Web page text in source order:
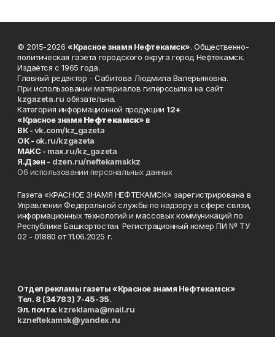
© 2015-2026 «Красное знамя Нефтекамск». Общественно-
политическая газета городского округа город Нефтекамск.
Издаётся с 1965 года.
Главный редактор - Сабитова Людмила Валерьяновна.
При использовании материалов гиперссылка на сайт
kzgazeta.ru обязательна.
Категория информационной продукции 12+
«Красное знамя Нефтекамск» в
ВК -vk.com/kz_gazeta
ОК - ok.ru/kzgazeta
MAKC - max.ru/kz_gazeta
Я.Дзен - dzen.ru/neftekamskkz
Об использовании персональных данных
Газета «КРАСНОЕ ЗНАМЯ НЕФТЕКАМСК» зарегистрирована в
Управлении Федеральной службы по надзору в сфере связи,
информационных технологий и массовых коммуникаций по
Республике Башкортостан. Регистрационный номер ПИ № ТУ
02 - 01880 от 11.06.2025 г.
Отдел рекламы газеты «Красное знамя Нефтекамск»
Тел. 8 (34783) 7-45-35.
Эл. почта: kzreklama@mail.ru
kzneftekamsk@yandex.ru